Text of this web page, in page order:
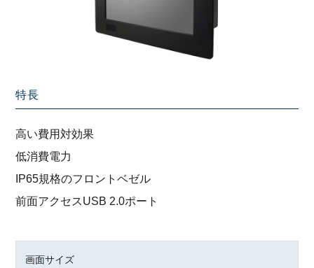
特長
高い費用対効果
低消費電力
IP65規格のフロントベゼル
前面アクセスUSB 2.0ポート
画面サイズ